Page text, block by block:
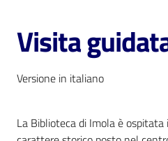
Entra
Cosa
fare
Visita
Versione in italiano
La Biblioteca di Imola è